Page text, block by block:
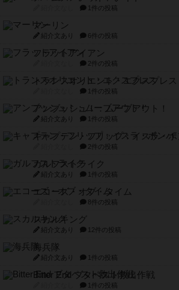
1件の投稿
マーリン
紹介文あり 6件の投稿
フラットアイアン
2件の投稿
トランスオリエント・エクスプレス
1件の投稿
アンブッシュ！：ムーブアウト！
紹介文あり 1件の投稿
キャプテン・フリップ：イスラ・
2件の投稿
ガルフストライク
紹介文あり 1件の投稿
エコーズ・オブ・タイム
8件の投稿
スカルキング
紹介文あり 12件の投稿
海兵隊
紹介文あり 1件の投稿
Bitter End ブタペスト救出作戦
1件の投稿